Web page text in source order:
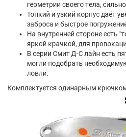
геометрии своего тела,
Тонкий и узкий корпус даёт
заброса и быстрое
На внутренней стороне есть
яркой крачкой, для
В серии Смит Д-С лайн есть
могли подобрать
ловли.
Комплектуется одинарным